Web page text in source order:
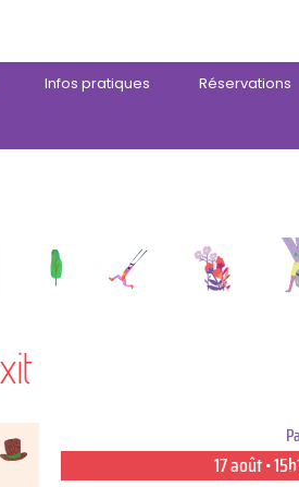
Infos pratiques Réservations
17 août •